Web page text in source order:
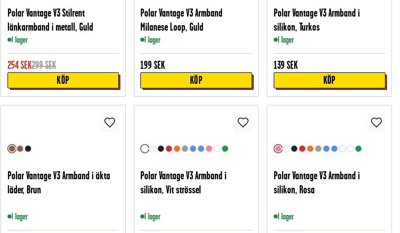
Polar Vantage V3 Stilrent
länkarmband i metall, Guld
I lager
254SEK299SEK
KÖP
Polar Vantage V3 Armband
Milanese Loop, Guld
I lager
199 SEK
KÖP
Polar Vantage V3 Armband i
silikon, Turkos
I lager
139 SEK
KÖP
Polar Vantage V3 Armband i äkta
läder, Brun
I lager
Polar Vantage V3 Armband i
silikon, Vit strössel
I lager
Polar Vantage V3 Armband i
silikon, Rosa
I lager